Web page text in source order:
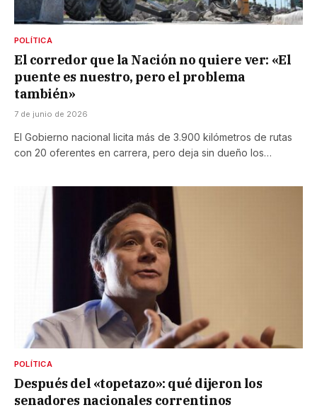
POLÍTICA
El corredor que la Nación no quiere ver: «El
puente es nuestro, pero el problema
también»
7 de junio de 2026
El Gobierno nacional licita más de 3.900 kilómetros de rutas
con 20 oferentes en carrera, pero deja sin dueño los…
POLÍTICA
Después del «topetazo»: qué dijeron los
senadores nacionales correntinos